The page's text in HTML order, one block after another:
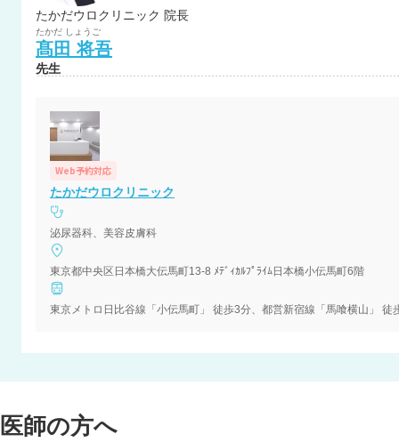
たかだウロクリニック 院長
たかだ しょうご
髙田 将吾
先生
Web予約対応
たかだウロクリニック
泌尿器科、美容皮膚科
東京都中央区日本橋大伝馬町13-8 ﾒﾃﾞｨｶﾙﾌﾟﾗｲﾑ日本橋小伝馬町6階
東京メトロ日比谷線「小伝馬町」 徒歩3分、都営新宿線「馬喰横山」
医師の方へ